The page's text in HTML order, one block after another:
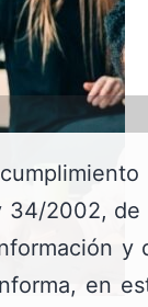
34/2002, de
y
en